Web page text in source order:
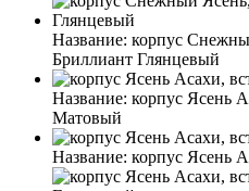
Название: корпус
Бриллиант Глянцевый
Название: корпус Ясень
Матовый
Название: корпус Ясень